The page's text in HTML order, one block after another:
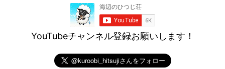
YouTubeチャンネル登録お願いします！